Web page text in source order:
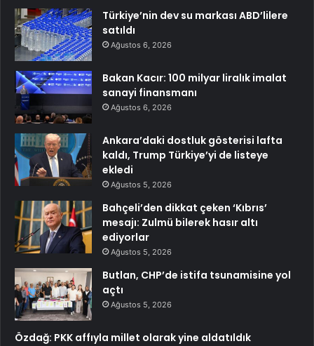
Türkiye’nin dev su markası ABD’lilere
satıldı
Ağustos 6, 2026
Bakan Kacır: 100 milyar liralık imalat
sanayi finansmanı
Ağustos 6, 2026
Ankara’daki dostluk gösterisi lafta
kaldı, Trump Türkiye’yi de listeye
ekledi
Ağustos 5, 2026
Bahçeli’den dikkat çeken ‘Kıbrıs’
mesajı: Zulmü bilerek hasır altı
ediyorlar
Ağustos 5, 2026
Butlan, CHP’de istifa tsunamisine yol
açtı
Ağustos 5, 2026
Özdağ: PKK affıyla millet olarak yine aldatıldık